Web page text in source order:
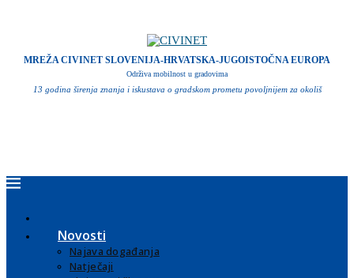
MREŽA CIVINET SLOVENIJA-HRVATSKA-JUGOISTOČNA EUROPA
Održiva mobilnost u gradovima
13 godina širenja znanja i iskustava o gradskom prometu povoljnijem za okoliš
Novosti
Najava događanja
Natječaji